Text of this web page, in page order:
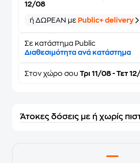
12/08
ή ΔΩΡΕΑΝ με Public+ delivery
Σε κατάστημα Public
Διαθεσιμότητα ανά κατάστημα
Στον χώρο σου Τρι 11/08 - Τετ
Άτοκες δόσεις με ή χωρίς